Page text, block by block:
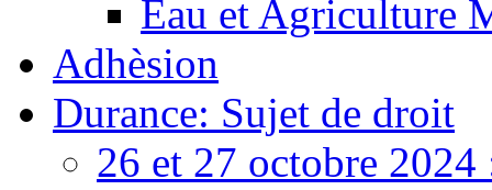
Eau et Agriculture
Adhèsion
Durance: Sujet de droit
26 et 27 octobre 2024